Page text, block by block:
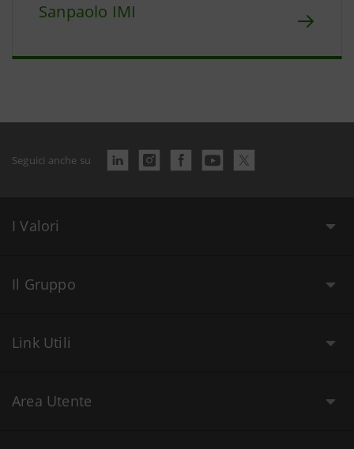
Sanpaolo IMI
Seguici anche su
I Valori
Il Gruppo
Link Utili
Area Utente